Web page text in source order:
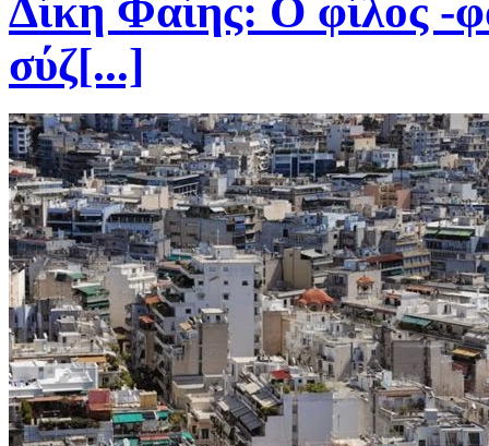
Δίκη Φαίης: Ο φίλος -
σύζ[...]